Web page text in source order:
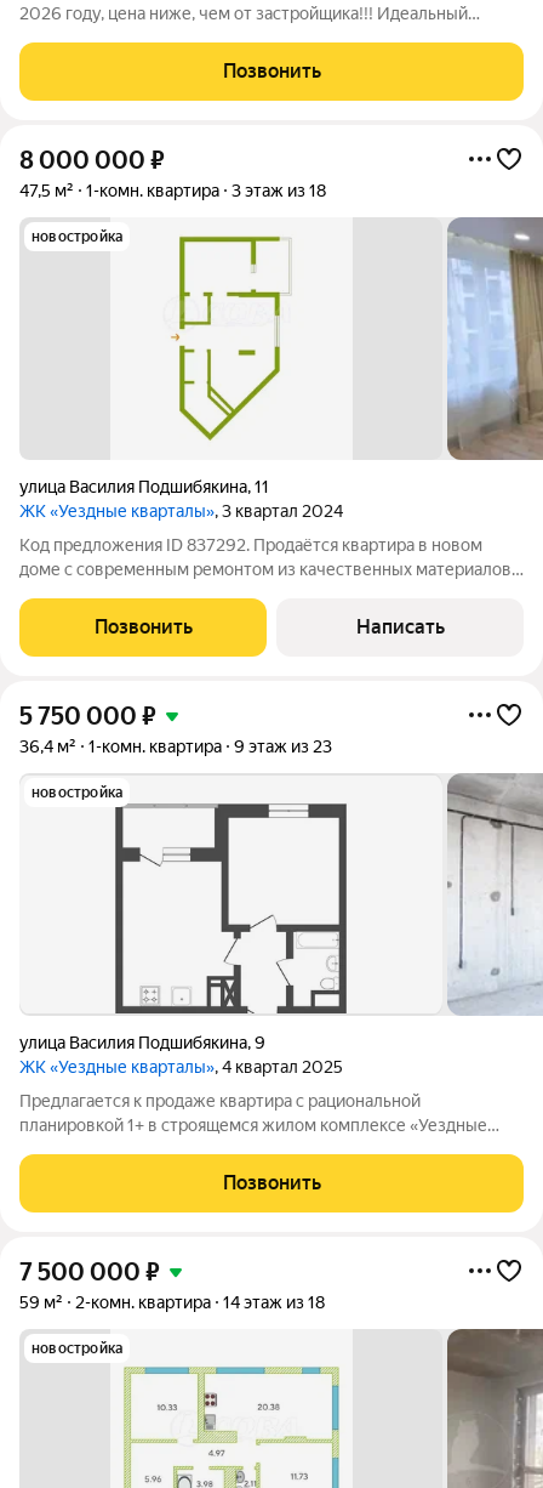
2026 году, цена ниже, чем от застройщика!!! Идеальный
позволит разделить зонально пространство на зону
приготовления пищи и зону для
Позвонить
8 000 000 ₽
47,5 м² 1-комн. квартира 3 этаж из 18
новостройка
улица Василия Подшибякина,11
ЖК «Уездные кварталы», 3 квартал 2024
Код предложения ID 837292. Продаётся квартира в новом
доме с современным ремонтом из качественных материалов.
предлагает закрытую охраняемую территорию с
автоматическими воротами. Во дворе
Позвонить Написать
5 750 000 ₽
36,4 м² 1-комн. квартира 9 этаж из 23
новостройка
улица Василия Подшибякина,9
ЖК «Уездные кварталы», 4 квартал 2025
Предлагается к продаже квартира с рациональной
планировкой 1+ в строящемся жилом комплексе «Уездные
выходят во двор, что гарантирует спокойную атмосферу и
приватность. Комплекс формирует
Позвонить
7 500 000 ₽
59 м² 2-комн. квартира 14 этаж из 18
новостройка